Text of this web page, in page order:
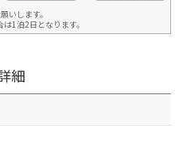
いします。
1泊2日となります。
細